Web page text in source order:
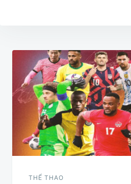
Điều
hướng
bài
viết
THỂ THAO